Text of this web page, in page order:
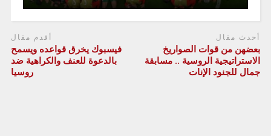
أحدث مقال
بعضهن من قوات الصواريخ
الاستراتيجية الروسية .. مسابقة
جمال للجنود الإنات
أقدم مقال
فيسبوك يخرق قواعده ويسمح
بالدعوة للعنف والكراهية ضد
روسيا